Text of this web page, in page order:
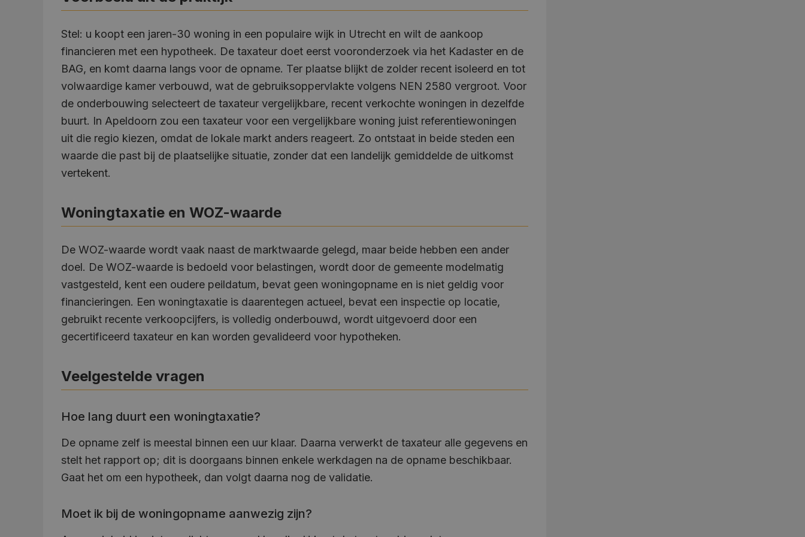
Stel: u koopt een jaren-30 woning in een populaire wijk in Utrecht en wilt de aankoop
financieren met een hypotheek. De taxateur doet eerst vooronderzoek via het Kadaster en de
BAG, en komt daarna langs voor de opname. Ter plaatse blijkt de zolder recent isoleerd en tot
volwaardige kamer verbouwd, wat de gebruiksoppervlakte volgens NEN 2580 vergroot. Voor
de onderbouwing selecteert de taxateur vergelijkbare, recent verkochte woningen in dezelfde
buurt. In Apeldoorn zou een taxateur voor een vergelijkbare woning juist referentiewoningen
uit die regio kiezen, omdat de lokale markt anders reageert. Zo ontstaat in beide steden een
waarde die past bij de plaatselijke situatie, zonder dat een landelijk gemiddelde de uitkomst
vertekent.
Woningtaxatie en WOZ-waarde
De WOZ-waarde wordt vaak naast de marktwaarde gelegd, maar beide hebben een ander
doel. De WOZ-waarde is bedoeld voor belastingen, wordt door de gemeente modelmatig
vastgesteld, kent een oudere peildatum, bevat geen woningopname en is niet geldig voor
financieringen. Een woningtaxatie is daarentegen actueel, bevat een inspectie op locatie,
gebruikt recente verkoopcijfers, is volledig onderbouwd, wordt uitgevoerd door een
gecertificeerd taxateur en kan worden gevalideerd voor hypotheken.
Veelgestelde vragen
Hoe lang duurt een woningtaxatie?
De opname zelf is meestal binnen een uur klaar. Daarna verwerkt de taxateur alle gegevens en
stelt het rapport op; dit is doorgaans binnen enkele werkdagen na de opname beschikbaar.
Gaat het om een hypotheek, dan volgt daarna nog de validatie.
Moet ik bij de woningopname aanwezig zijn?